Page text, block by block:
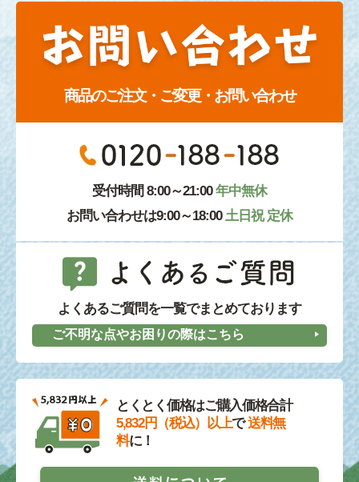
商品のご注文・ご変更・お問い合わせ
受付時間 8:00～21:00年中無休
お問い合わせは9:00～18:00 土日祝 定休
よくあるご質問を一覧でまとめております
ご不明な点やお困りの際はこちら
とくとく価格はご購入価格合計
5,832円（税込）以上で送料無
料に！